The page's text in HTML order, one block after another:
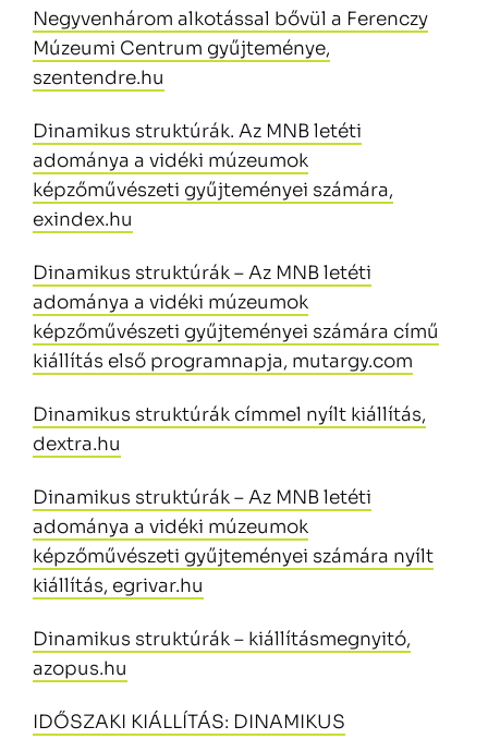
Negyvenhárom alkotással bővül a Ferenczy
Múzeumi Centrum gyűjteménye,
szentendre.hu
Dinamikus struktúrák. Az MNB letéti
adománya a vidéki múzeumok
képzőművészeti gyűjteményei számára,
exindex.hu
Dinamikus struktúrák – Az MNB letéti
adománya a vidéki múzeumok
képzőművészeti gyűjteményei számára című
kiállítás első programnapja, mutargy.com
Dinamikus struktúrák címmel nyílt kiállítás,
dextra.hu
Dinamikus struktúrák – Az MNB letéti
adománya a vidéki múzeumok
képzőművészeti gyűjteményei számára nyílt
kiállítás, egrivar.hu
Dinamikus struktúrák – kiállításmegnyitó,
azopus.hu
IDŐSZAKI KIÁLLÍTÁS: DINAMIKUS